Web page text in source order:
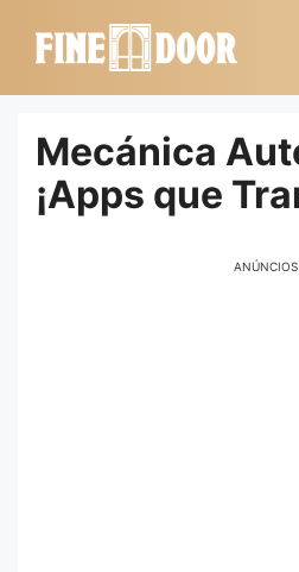
Mecánica
¡Apps que
ANÚNCIOS